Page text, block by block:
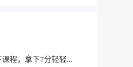
程，拿下7分轻轻...